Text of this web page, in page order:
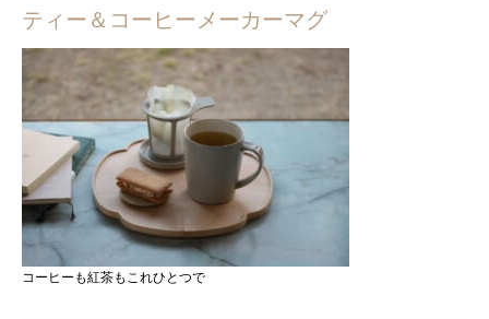
ティー＆コーヒーメーカーマグ
コーヒーも紅茶もこれひとつで